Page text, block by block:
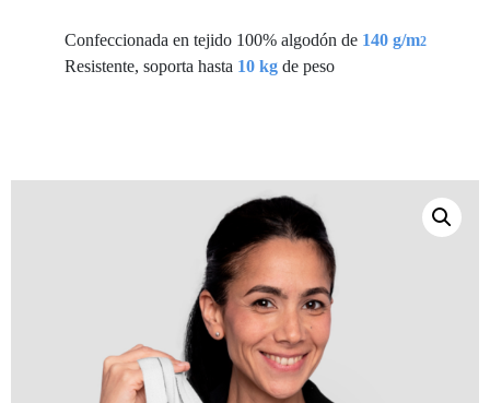
Confeccionada en tejido 100% algodón de 140 g/m2
Resistente, soporta hasta 10 kg de peso